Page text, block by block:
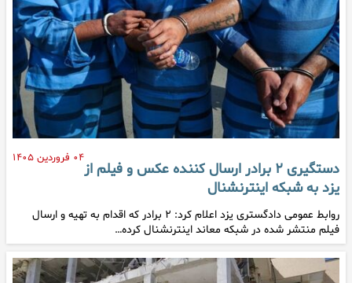
۰۴ فروردین ۱۴۰۵
دستگیری ۲ برادر ارسال کننده عکس و فیلم از
یزد به شبکه اینترنشنال
روابط عمومی دادگستری یزد اعلام کرد: ۲ برادر که اقدام به تهیه و ارسال
فیلم منتشر شده در شبکه معاند اینترنشنال کرده…